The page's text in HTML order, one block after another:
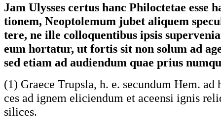
Jam Ulysses certus hanc Philoctetae esse
tionem, Neoptolemum jubet aliquem
tere, ne ille colloquentibus ipsis
eum hortatur, ut fortis sit non solum ad
sed etiam ad audiendum quae prius
(1) Graece Trupsla, h. e. secundum Hem. ad
ces ad ignem eliciendum et aceensi ignis
silices.